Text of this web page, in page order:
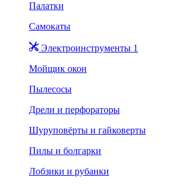
Палатки
Самокаты
Электроинструменты 1
Мойщик окон
Пылесосы
Дрели и перфораторы
Шуруповёрты и гайковерты
Пилы и болгарки
Лобзики и рубанки